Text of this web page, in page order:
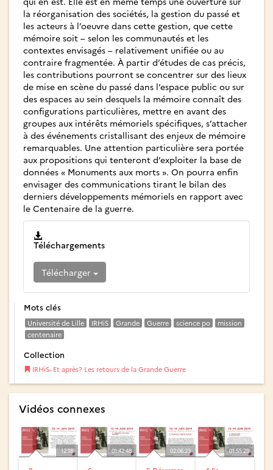
la réorganisation des sociétés, la gestion du passé et
les acteurs à l’oeuvre dans cette gestion, que cette
mémoire soit – selon les communautés et les
contextes envisagés – relativement unifiée ou au
contraire fragmentée. À partir d’études de cas précis,
les contributions pourront se concentrer sur des lieux
de mise en scène du passé dans l’espace public ou sur
des espaces au sein desquels la mémoire connaît des
configurations particulières, mettre en avant des
groupes aux intérêts mémoriels spécifiques, s’attacher
à des événements cristallisant des enjeux de mémoire
remarquables. Une attention particulière sera portée
aux propositions qui tenteront d’exploiter la base de
données « Monuments aux morts ». On pourra enfin
envisager des communications tirant le bilan des
derniers développements mémoriels en rapport avec
le Centenaire de la guerre.
Téléchargements
Télécharger
Mots clés
Université de Lille IRHiS Grande Guerre science po
mission
centenaire
Collection
IRHiS- Et après? Les retours de la Grande Guerre
Vidéos connexes
12:18 01:42:48 02:06:23 01:55:29